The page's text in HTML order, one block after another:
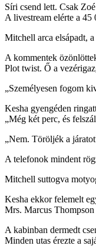
Síri csend lett. Csak
A livestream elérte a 45
Mitchell arca elsápadt,
A kommentek
Plot twist. Ő a
„Személyesen fogom
Kesha gyengéden
„Még két perc, és
„Nem. Töröljék a
A telefonok mindent
Mitchell suttogva
Kesha ekkor felemelt
Mrs. Marcus
A kabinban dermedt
Minden utas érezte a